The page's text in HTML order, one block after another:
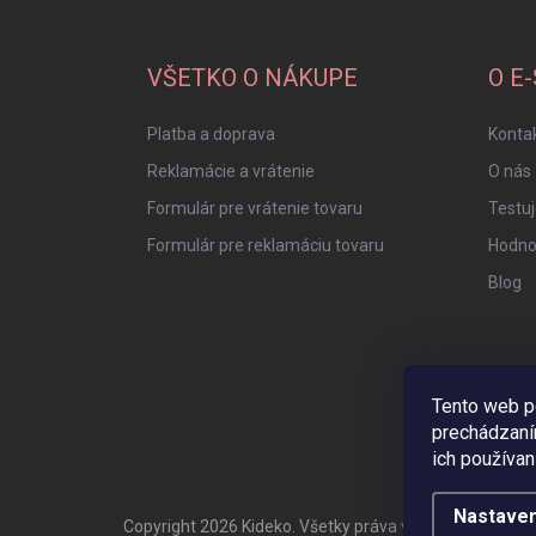
Tento web
ich
VŠETKO O NÁKUPE
Platba a doprava
Reklamácie a vrátenie
Formulár pre vrátenie tovaru
Formulár pre reklamáciu tovaru
O
O nás
Blog
Copyright 2026 Kideko . Všetky práva vyhradené.